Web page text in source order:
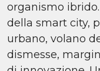
organismo
della smart city,
urbano, volano
dismesse,